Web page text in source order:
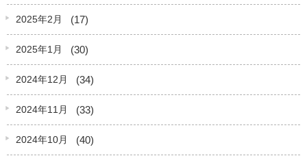
2025年2月 (17)
2025年1月 (30)
2024年12月 (34)
2024年11月 (33)
2024年10月 (40)